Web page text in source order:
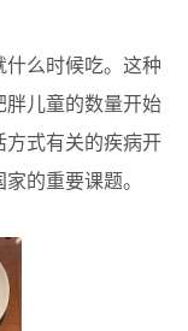
么时候吃。这种
胖儿童的数量开始
方式有关的疾病开
的重要课题。